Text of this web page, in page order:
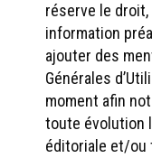
réserve le
information
ajouter des
Générales
moment afin
toute évolution
éditoriale et/ou